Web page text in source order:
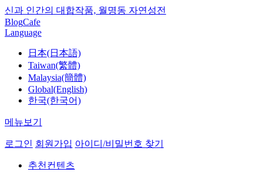
신과 인간의 대합작품, 월명동 자연성전
BlogCafe
Language
日本(日本語)
Taiwan(繁體)
Malaysia(簡體)
Global(English)
한국(한국어)
메뉴보기
로그인 회원가입 아이디/비밀번호 찾기
추천컨텐츠